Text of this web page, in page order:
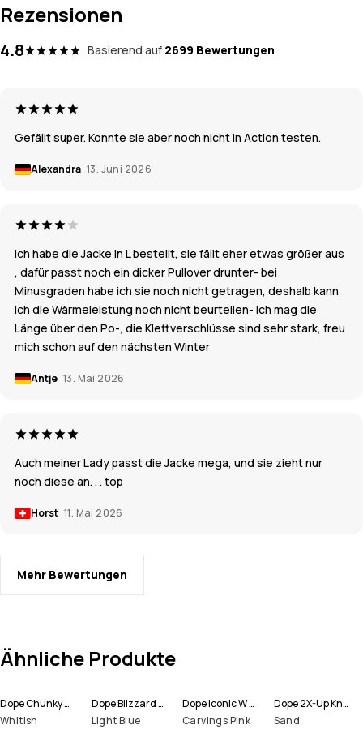
Rezensionen
4.8 Basierend auf 2699 Bewertungen
Gefällt super. Konnte sie aber noch nicht in Action testen.
Alexandra 13. Juni 2026
Ich habe die Jacke in L bestellt, sie fällt eher etwas größer aus
, dafür passt noch ein dicker Pullover drunter- bei
Minusgraden habe ich sie noch nicht getragen, deshalb kann
ich die Wärmeleistung noch nicht beurteilen- ich mag die
Länge über den Po-, die Klettverschlüsse sind sehr stark, freu
mich schon auf den nächsten Winter
Antje 13. Mai 2026
Auch meiner Lady passt die Jacke mega, und sie zieht nur
noch diese an. . . top
Horst 11. Mai 2026
Mehr Bewertungen
Ähnliche Produkte
Dope Chunky Mütze
Whitish
Dope Blizzard W Full Zip Snowboardjacke Damen
Light Blue
Dope Iconic W Snowboardhose Damen
Carvings Pink
Dope 2X-Up Knitted Schlauchtuch
Sand